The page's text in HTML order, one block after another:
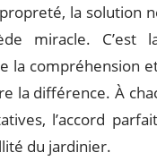
la solution
miracle. C’est
la compréhension
la différence. À
l’accord
du jardinier.